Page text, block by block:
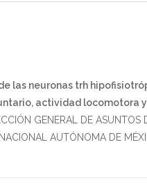
las neuronas trh
actividad locomotora y
GENERAL DE ASUNTOS
AUTÓNOMA DE